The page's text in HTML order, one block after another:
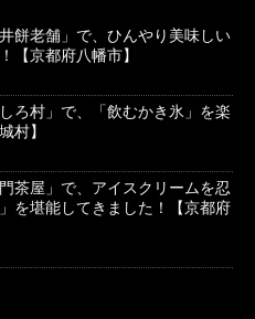
餅老舗」で、ひんやり美味しい
【京都府八幡市】
ろ村」で、「飲むかき氷」を楽
村】
茶屋」で、アイスクリームを忍
を堪能してきました！【京都府